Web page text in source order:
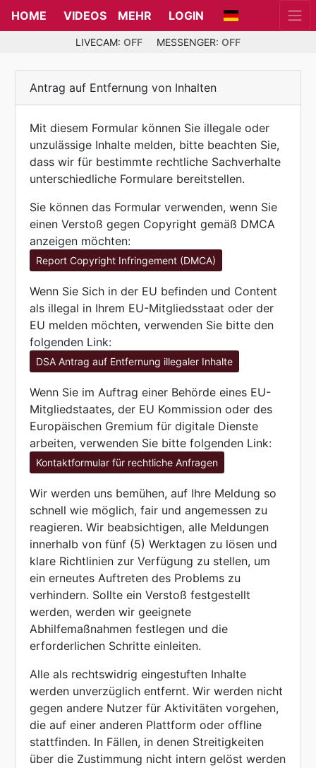
HOME VIDEOS MEHR LOGIN
LIVECAM: OFF MESSENGER: OFF
Antrag auf Entfernung von Inhalten
Mit diesem Formular können Sie illegale oder
unzulässige Inhalte melden, bitte beachten Sie,
dass wir für bestimmte rechtliche Sachverhalte
unterschiedliche Formulare bereitstellen.
Sie können das Formular verwenden, wenn Sie
einen Verstoß gegen Copyright gemäß DMCA
anzeigen möchten:
Report Copyright Infringement (DMCA)
Wenn Sie Sich in der EU befinden und Content
als illegal in Ihrem EU-Mitgliedsstaat oder der
EU melden möchten, verwenden Sie bitte den
folgenden Link:
DSA Antrag auf Entfernung illegaler Inhalte
Wenn Sie im Auftrag einer Behörde eines EU-
Mitgliedstaates, der EU Kommission oder des
Europäischen Gremium für digitale Dienste
arbeiten, verwenden Sie bitte folgenden Link:
Kontaktformular für rechtliche Anfragen
Wir werden uns bemühen, auf Ihre Meldung so
schnell wie möglich, fair und angemessen zu
reagieren. Wir beabsichtigen, alle Meldungen
innerhalb von fünf (5) Werktagen zu lösen und
klare Richtlinien zur Verfügung zu stellen, um
ein erneutes Auftreten des Problems zu
verhindern. Sollte ein Verstoß festgestellt
werden, werden wir geeignete
Abhilfemaßnahmen festlegen und die
erforderlichen Schritte einleiten.
Alle als rechtswidrig eingestuften Inhalte
werden unverzüglich entfernt. Wir werden nicht
gegen andere Nutzer für Aktivitäten vorgehen,
die auf einer anderen Plattform oder offline
stattfinden. In Fällen, in denen Streitigkeiten
über die Zustimmung nicht intern gelöst werden